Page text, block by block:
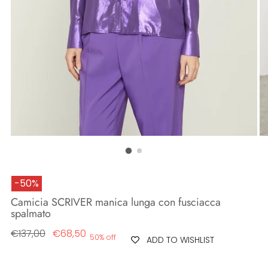
-50%
Camicia SCRIVER manica lunga con fusciacca
spalmato
Regular
€137,00 €68,50 50% off ADD TO WISHLIST